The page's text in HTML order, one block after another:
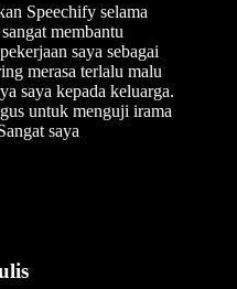
Speechify selama
membantu
saya sebagai
merasa terlalu malu
saya kepada keluarga.
untuk menguji irama
saya